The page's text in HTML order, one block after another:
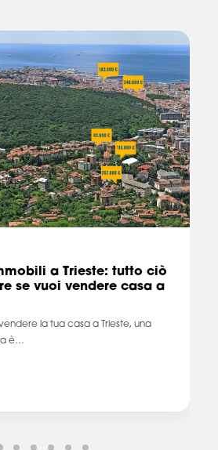
a Trieste: tutto ciò
se vuoi vendere casa a
la tua casa a Trieste, una
è…